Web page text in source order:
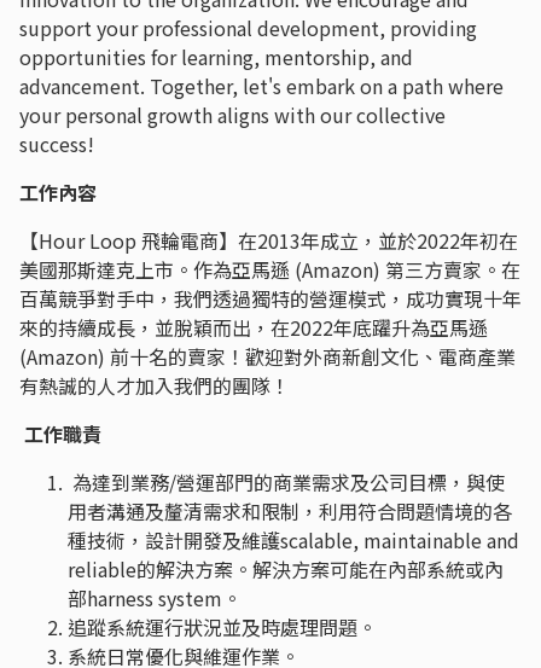
support your professional development, providing
opportunities for learning, mentorship, and
advancement. Together, let's embark on a path where
your personal growth aligns with our collective
success!
工作內容
【Hour Loop 飛輪電商】在2013年成立，並於2022年初在
美國那斯達克上市。作為亞馬遜 (Amazon) 第三方賣家。在
百萬競爭對手中，我們透過獨特的營運模式，成功實現十年
來的持續成長，並脫穎而出，在2022年底躍升為亞馬遜
(Amazon) 前十名的賣家！歡迎對外商新創文化、電商產業
有熱誠的人才加入我們的團隊！
工作職責
為達到業務/營運部門的商業需求及公司目標，與使
用者溝通及釐清需求和限制，利用符合問題情境的各
種技術，設計開發及維護scalable, maintainable and
reliable的解決方案。解決方案可能在內部系統或內
部harness system。
追蹤系統運行狀況並及時處理問題。
系統日常優化與維運作業。